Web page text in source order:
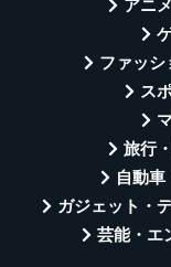
アニ
ファッシ
ス
旅行
自動車
ガジェット・
芸能・エ